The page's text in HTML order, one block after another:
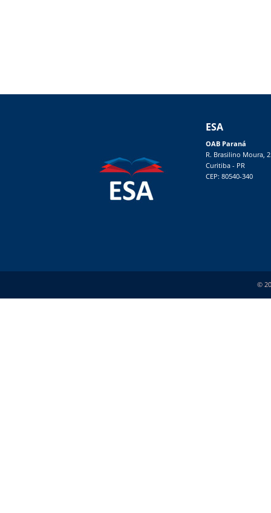
ESA
OAB Paraná
R. Brasilino Moura,
Curitiba - PR
CEP: 80540-340
©